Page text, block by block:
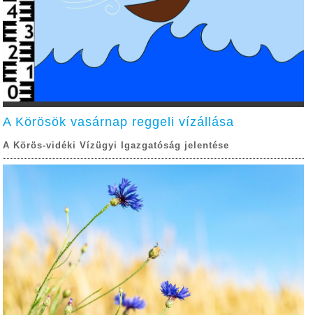
A Körösök vasárnap reggeli vízállása
A Körös-vidéki Vízügyi Igazgatóság jelentése